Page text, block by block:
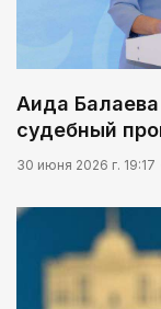
Аида
судебный
30 июня 2026 г. 19:17